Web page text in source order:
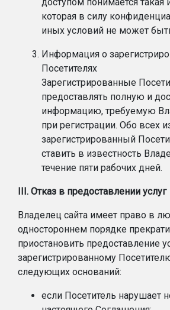
которая в силу
иных условий не может
Информация о
Посетителях
Зарегистрированные
предоставлять полную и
информацию, требуемую
при регистрации. Обо всех
зарегистрированный
ставить в известность
течение пяти рабочих дней.
III. Отказ в предоставлении услуг
Владелец сайта имеет право в
одностороннем порядке
приостановить предоставление
зарегистрированному
следующих оснований:
если Посетитель нарушает